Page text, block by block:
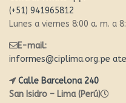
(+51) 941965812
Lunes a viernes 8:00 a. m. a
E-mail:
informes@ciplima.org.pe
Calle Barcelona 240
San Isidro – Lima (Perú)